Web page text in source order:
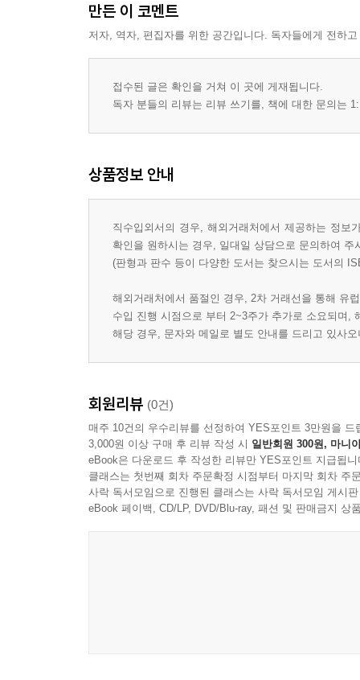
만든 이 코멘트
저자, 역자, 편집자를 위한 공간입니다. 독자들에게 전하
접수된 글은 확인을 거쳐 이 곳에 게재됩니다.
독자 분들의 리뷰는 리뷰 쓰기를, 책에 대한 문의는
상품정보 안내
직수입외서의 경우, 해외거래처에서 제공하는 정
확인을 원하시는 경우, 일대일 상담으로 문의하여 주
(판형과 판수 등이 다양한 도서는 찾으시는 도서의
해외거래처에서 품절인 경우, 2차 거래선을 통해 유
수입 진행 시점으로 부터 2~3주가 추가로 소요되며,
해당 경우, 문자와 메일로 별도 안내를 드리고 있사
회원리뷰 (0건)
매주 10건의 우수리뷰를 선정하여 YES포인트 3만원을 드
3,000원 이상 구매 후 리뷰 작성 시 일반회원 300원, 마니
eBook은 다운로드 후 작성한 리뷰만 YES포인트 지급됩니
클래스는 첫번째 회차 주문확정 시점부터 마지막 회차 주
사락 독서모임으로 진행된 클래스는 사락 독서모임 게시
eBook 페이백, CD/LP, DVD/Blu-ray, 패션 및 판매금지 상